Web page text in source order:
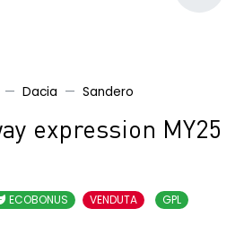
Dacia Sandero
expression MY25
ECOBONUS VENDUTA
GPL